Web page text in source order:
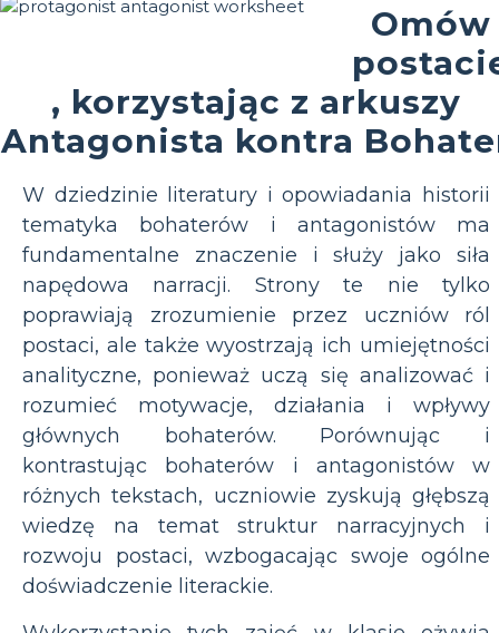
Omów
, korzystając z arkuszy
Antagonista kontra
W dziedzinie literatury i opowiadania historii
tematyka bohaterów i antagonistów ma
fundamentalne znaczenie i służy jako siła
napędowa narracji. Strony te nie tylko
poprawiają zrozumienie przez uczniów ról
postaci, ale także wyostrzają ich umiejętności
analityczne, ponieważ uczą się analizować i
rozumieć motywacje, działania i wpływy
głównych bohaterów. Porównując i
kontrastując bohaterów i antagonistów w
różnych tekstach, uczniowie zyskują głębszą
wiedzę na temat struktur narracyjnych i
rozwoju postaci, wzbogacając swoje ogólne
doświadczenie literackie.